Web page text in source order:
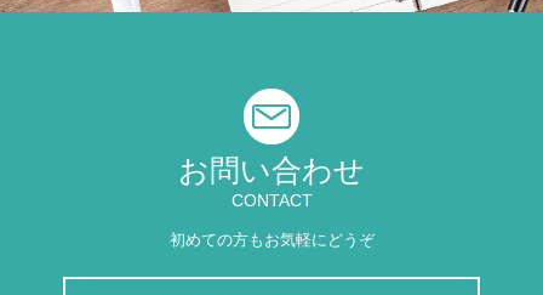
お問い合わせ
CONTACT
初めての方もお気軽にどうぞ